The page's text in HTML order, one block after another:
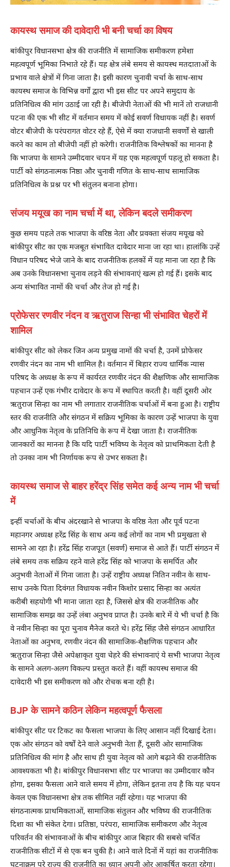
कायस्थ समाज की दावेदारी भी बनी चर्चा का विषय
बांकीपुर विधानसभा क्षेत्र की राजनीति में सामाजिक समीकरण हमेशा
महत्वपूर्ण भूमिका निभाते रहे हैं। यह क्षेत्र लंबे समय से कायस्थ मतदाताओं के
प्रभाव वाले क्षेत्रों में गिना जाता है। इसी कारण चुनावी चर्चा के साथ-साथ
कायस्थ समाज के विभिन्न वर्गों द्वारा भी इस सीट पर अपने समुदाय के
प्रतिनिधित्व की मांग उठाई जा रही है। बीजेपी नेताओं की भी मानें तो राजधानी
पटना की एक भी सीट में वर्तमान समय में कोई सवर्ण विधायक नहीं है। सवर्ण
वोटर बीजेपी के परंपरागत वोटर रहे हैं, ऐसे में क्या राजधानी सवर्णों से खाली
करने का काम तो बीजेपी नहीं हो करेगी। राजनीतिक विश्लेषकों का मानना है
कि भाजपा के सामने उम्मीदवार चयन में यह एक महत्वपूर्ण पहलू हो सकता है।
पार्टी को संगठनात्मक निष्ठा और चुनावी गणित के साथ-साथ सामाजिक
प्रतिनिधित्व के प्रश्न पर भी संतुलन बनाना होगा।
संजय मयूख का नाम चर्चा में था, लेकिन बदले समीकरण
कुछ समय पहले तक भाजपा के वरिष्ठ नेता और प्रवक्ता संजय मयूख को
बांकीपुर सीट का एक मजबूत संभावित दावेदार माना जा रहा था। हालांकि उन्हें
विधान परिषद भेजे जाने के बाद राजनीतिक हलकों में यह माना जा रहा है कि
अब उनके विधानसभा चुनाव लड़ने की संभावनाएं खत्म हो गई हैं। इसके बाद
अन्य संभावित नामों की चर्चा और तेज हो गई है।
प्रोफेसर रणवीर नंदन व ऋतुराज सिन्हा भी संभावित चेहरों में
शामिल
बांकीपुर सीट को लेकर जिन अन्य प्रमुख नामों की चर्चा है, उनमें प्रोफेसर
रणवीर नंदन का नाम भी शामिल है। वर्तमान में बिहार राज्य धार्मिक न्यास
परिषद के अध्यक्ष के रूप में कार्यरत रणवीर नंदन की शैक्षणिक और सामाजिक
पहचान उन्हें एक गंभीर दावेदार के रूप में स्थापित करती है। वहीं दूसरी ओर
ऋतुराज सिन्हा का नाम भी लगातार राजनीतिक चर्चाओं में बना हुआ है। राष्ट्रीय
स्तर की राजनीति और संगठन में सक्रिय भूमिका के कारण उन्हें भाजपा के युवा
और आधुनिक नेतृत्व के प्रतिनिधि के रूप में देखा जाता है। राजनीतिक
जानकारों का मानना है कि यदि पार्टी भविष्य के नेतृत्व को प्राथमिकता देती है
तो उनका नाम भी निर्णायक रूप से उभर सकता है।
कायस्थ समाज से बाहर हरेंद्र सिंह समेत कई अन्य नाम भी चर्चा
में
इन्हीं चर्चाओं के बीच अंदरखाने से भाजपा के वरिष्ठ नेता और पूर्व पटना
महानगर अध्यक्ष हरेंद्र सिंह के साथ अन्य कई लोगों का नाम भी प्रमुखता से
सामने आ रहा है। हरेंद्र सिंह राजपूत (सवर्ण) समाज से आते हैं। पार्टी संगठन में
लंबे समय तक सक्रिय रहने वाले हरेंद्र सिंह को भाजपा के समर्पित और
अनुभवी नेताओं में गिना जाता है। उन्हें राष्ट्रीय अध्यक्ष नितिन नवीन के साथ-
साथ उनके पिता दिवंगत विधायक नवीन किशोर प्रसाद सिन्हा का अत्यंत
करीबी सहयोगी भी माना जाता रहा है, जिससे क्षेत्र की राजनीतिक और
सामाजिक समझ का उन्हें लंबा अनुभव प्राप्त है। उनके बारे में ये भी चर्चा है कि
वे नवीन सिन्हा का पूरा चुनाव मैनेज करते थे। हरेंद्र सिंह जैसे संगठन आधारित
नेताओं का अनुभव, रणवीर नंदन की सामाजिक-शैक्षणिक पहचान और
ऋतुराज सिन्हा जैसे अपेक्षाकृत युवा चेहरे की संभावनाएं ये सभी भाजपा नेतृत्व
के सामने अलग-अलग विकल्प प्रस्तुत करते हैं। वहीं कायस्थ समाज की
दावेदारी भी इस समीकरण को और रोचक बना रही है।
BJP के सामने कठिन लेकिन महत्वपूर्ण फैसला
बांकीपुर सीट पर टिकट का फैसला भाजपा के लिए आसान नहीं दिखाई देता।
एक ओर संगठन को वर्षों देने वाले अनुभवी नेता हैं, दूसरी ओर सामाजिक
प्रतिनिधित्व की मांग है और साथ ही युवा नेतृत्व को आगे बढ़ाने की राजनीतिक
आवश्यकता भी है। बांकीपुर विधानसभा सीट पर भाजपा का उम्मीदवार कौन
होगा, इसका फैसला आने वाले समय में होगा, लेकिन इतना तय है कि यह चयन
केवल एक विधानसभा क्षेत्र तक सीमित नहीं रहेगा। यह भाजपा की
संगठनात्मक प्राथमिकताओं, सामाजिक संतुलन और भविष्य की राजनीतिक
दिशा का भी संकेत देगा। प्रतिष्ठा, परंपरा, सामाजिक समीकरण और नेतृत्व
परिवर्तन की संभावनाओं के बीच बांकीपुर आज बिहार की सबसे चर्चित
राजनीतिक सीटों में से एक बन चुकी है। आने वाले दिनों में यहां का राजनीतिक